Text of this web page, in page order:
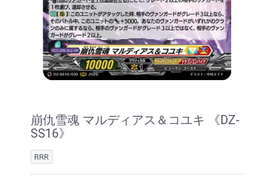
崩仇雪魂 マルディアス＆コユキ 《DZ-
SS16》
RRR